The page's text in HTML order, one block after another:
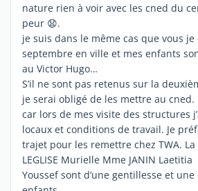
nature rien à voir avec les cned du
peur 😧.
je suis dans le même cas que vous
septembre en ville et mes enfants
au Victor Hugo…
S’il ne sont pas retenus sur la
je serai obligé de les mettre au
car lors de mes visite des structures
locaux et conditions de travail. Je
trajet pour les remettre chez TWA.
LEGLISE Murielle Mme JANIN
Youssef sont d’une gentillesse et